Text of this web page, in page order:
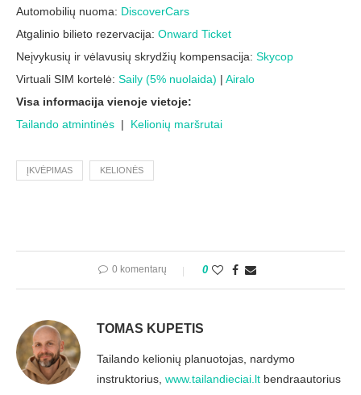
Automobilių nuoma: DiscoverCars
Atgalinio bilieto rezervacija: Onward Ticket
Neįvykusių ir vėlavusių skrydžių kompensacija: Skycop
Virtuali SIM kortelė: Saily (5% nuolaida) | Airalo
Visa informacija vienoje vietoje:
Tailando atmintinės | Kelionių maršrutai
ĮKVĖPIMAS KELIONĖS
0 komentarų 0
TOMAS KUPETIS
Tailando kelionių planuotojas, nardymo
instruktorius, www.tailandieciai.lt bendraautorius